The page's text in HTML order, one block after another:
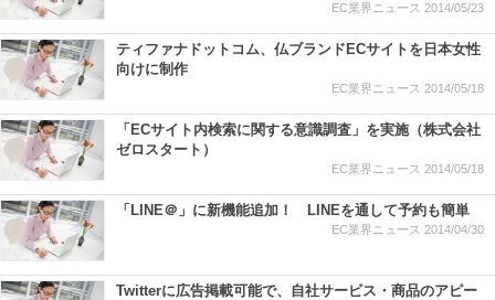
EC業界ニュース 2014/05/23
ティファナドットコム、仏ブランドECサイトを日本女性
向けに制作
EC業界ニュース 2014/05/18
「ECサイト内検索に関する意識調査」を実施（株式会社
ゼロスタート）
EC業界ニュース 2014/05/18
「LINE＠」に新機能追加！ LINEを通して予約も簡単
EC業界ニュース 2014/04/30
Twitterに広告掲載可能で、自社サービス・商品のアピー